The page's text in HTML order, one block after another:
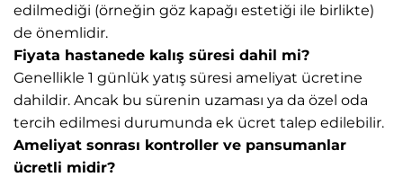
edilmediği (örneğin göz kapağı estetiği ile birlikte)
de önemlidir.
Fiyata hastanede kalış süresi dahil mi?
Genellikle 1 günlük yatış süresi ameliyat ücretine
dahildir. Ancak bu sürenin uzaması ya da özel oda
tercih edilmesi durumunda ek ücret talep edilebilir.
Ameliyat sonrası kontroller ve pansumanlar
ücretli midir?